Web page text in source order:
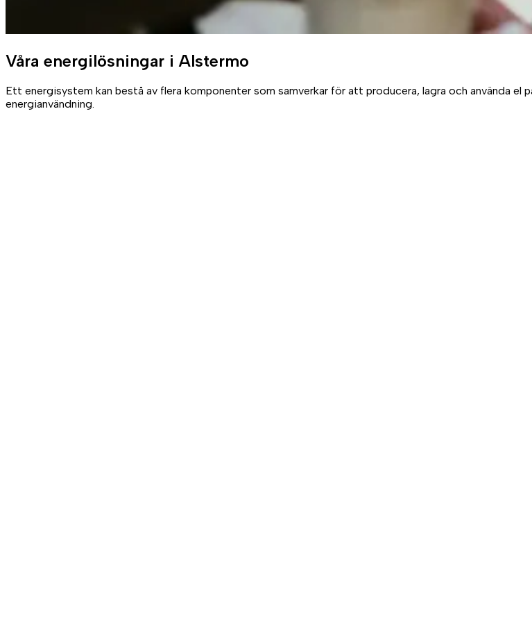
Våra energilösningar i Alstermo
Ett energisystem kan bestå av flera komponenter som samverkar för att producera, lagra och använda
energianvändning.